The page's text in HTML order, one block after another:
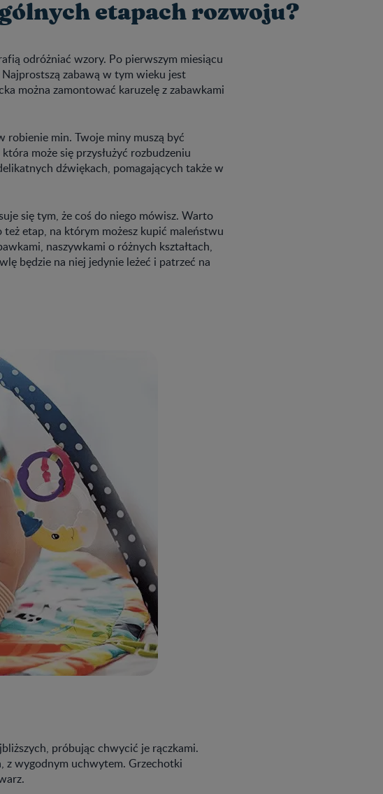
etapach rozwoju?
odróżniać wzory. Po pierwszym miesiącu
zabawą w tym wieku jest
można zamontować karuzelę z zabawkami
robienie min. Twoje miny muszą być
może się przysłużyć rozbudzeniu
dźwiękach, pomagających także w
się tym, że coś do niego mówisz. Warto
etap, na którym możesz kupić maleństwu
naszywkami o różnych kształtach,
będzie na niej jedynie leżeć i patrzeć na
próbując chwycić je rączkami.
z wygodnym uchwytem. Grzechotki